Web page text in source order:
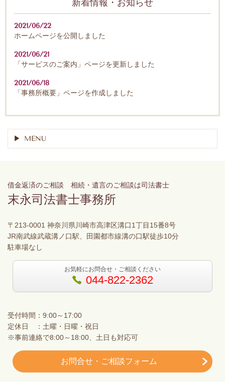
新着情報・お知らせ
2021/06/22
ホームページを公開しました
2021/06/21
「サービスのご案内」ページを更新しました
2021/06/18
「事務所概要」ページを作成しました
MENU
借金返済のご相談 相続・遺言のご相談は司法書士
末永司法書士事務所
〒213-0001 神奈川県川崎市高津区溝口1丁目15番8号
JR南武線武蔵溝ノ口駅、田園都市線溝の口駅徒歩10分
駐車場なし
お気軽にお問合せ・ご相談ください
044-822-2362
受付時間：9:00～17:00
定休日 ：土曜・日曜・祝日
※事前連絡で8:00～18:00、土日も対応可
お問合せ・ご相談フォーム